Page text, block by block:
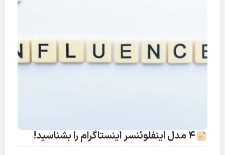
4 مدل اینفلوئنسر اینستاگرام را بشناسید!